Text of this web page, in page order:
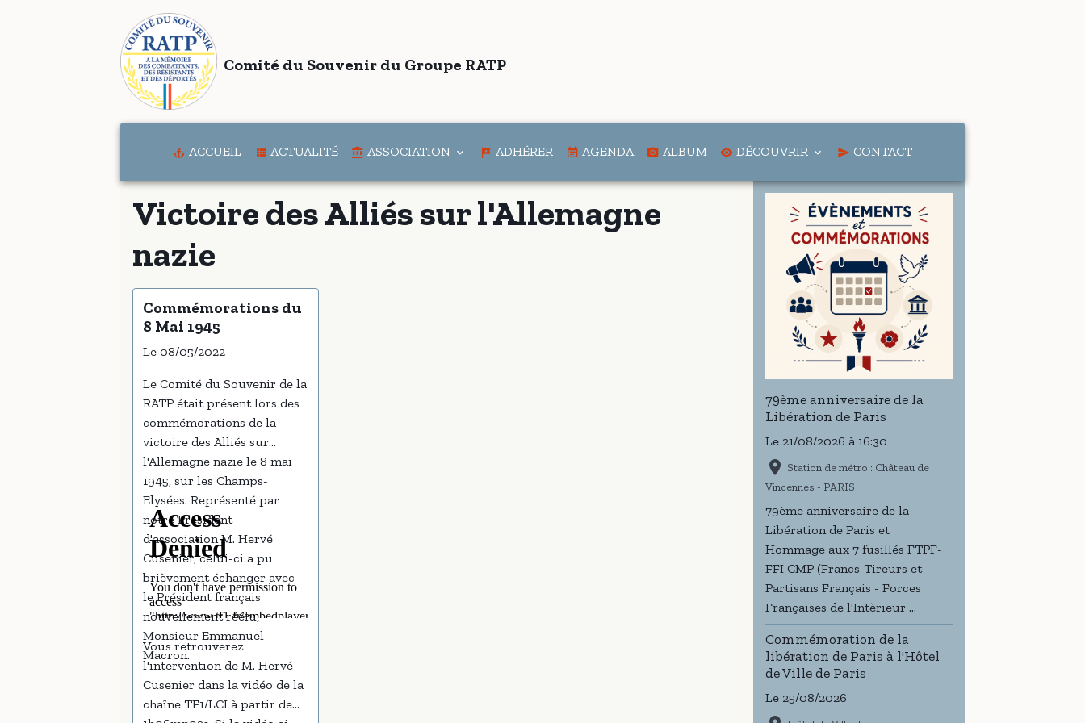
Comité du Souvenir du Groupe RATP
ACCUEIL ACTUALITÉ ASSOCIATION ADHÉRER AGENDA ALBUM DÉCOUVRIR CONTACT
Victoire des Alliés sur l'Allemagne
nazie
Commémorations du
8 Mai 1945
Le 08/05/2022
Le Comité du Souvenir de la
RATP était présent lors des
commémorations de la
victoire des Alliés sur
l'Allemagne nazie le 8 mai
1945, sur les Champs-
Elysées. Représenté par
notre Président
d'association M. Hervé
Cusenier, celui-ci a pu
brièvement échanger avec
le Président français
nouvellement réélu,
Monsieur Emmanuel
Macron.
Vous retrouverez
l'intervention de M. Hervé
Cusenier dans la vidéo de la
chaîne TF1/LCI à partir de
79ème anniversaire de la
Libération de Paris
Le 21/08/2026 à 16:30
Station de métro : Château de
Vincennes - PARIS
79ème anniversaire de la
Libération de Paris et
Hommage aux 7 fusillés FTPF-
FFI CMP (Francs-Tireurs et
Partisans Français - Forces
Françaises de l'Intèrieur ...
Commémoration de la
libération de Paris à l'Hôtel
de Ville de Paris
Le 25/08/2026